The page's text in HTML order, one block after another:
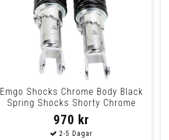
Emgo Shocks Chrome Body Black
Spring Shocks Shorty Chrome
970 kr